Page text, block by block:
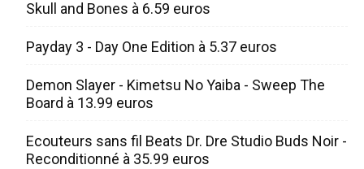
Skull and Bones à 6.59 euros
Payday 3 - Day One Edition à 5.37 euros
Demon Slayer - Kimetsu No Yaiba - Sweep The
Board à 13.99 euros
Ecouteurs sans fil Beats Dr. Dre Studio Buds Noir -
Reconditionné à 35.99 euros